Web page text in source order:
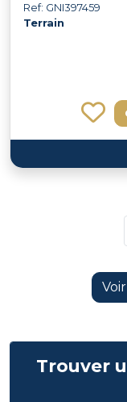
Ref: GNI397459
Terrain
Trouver